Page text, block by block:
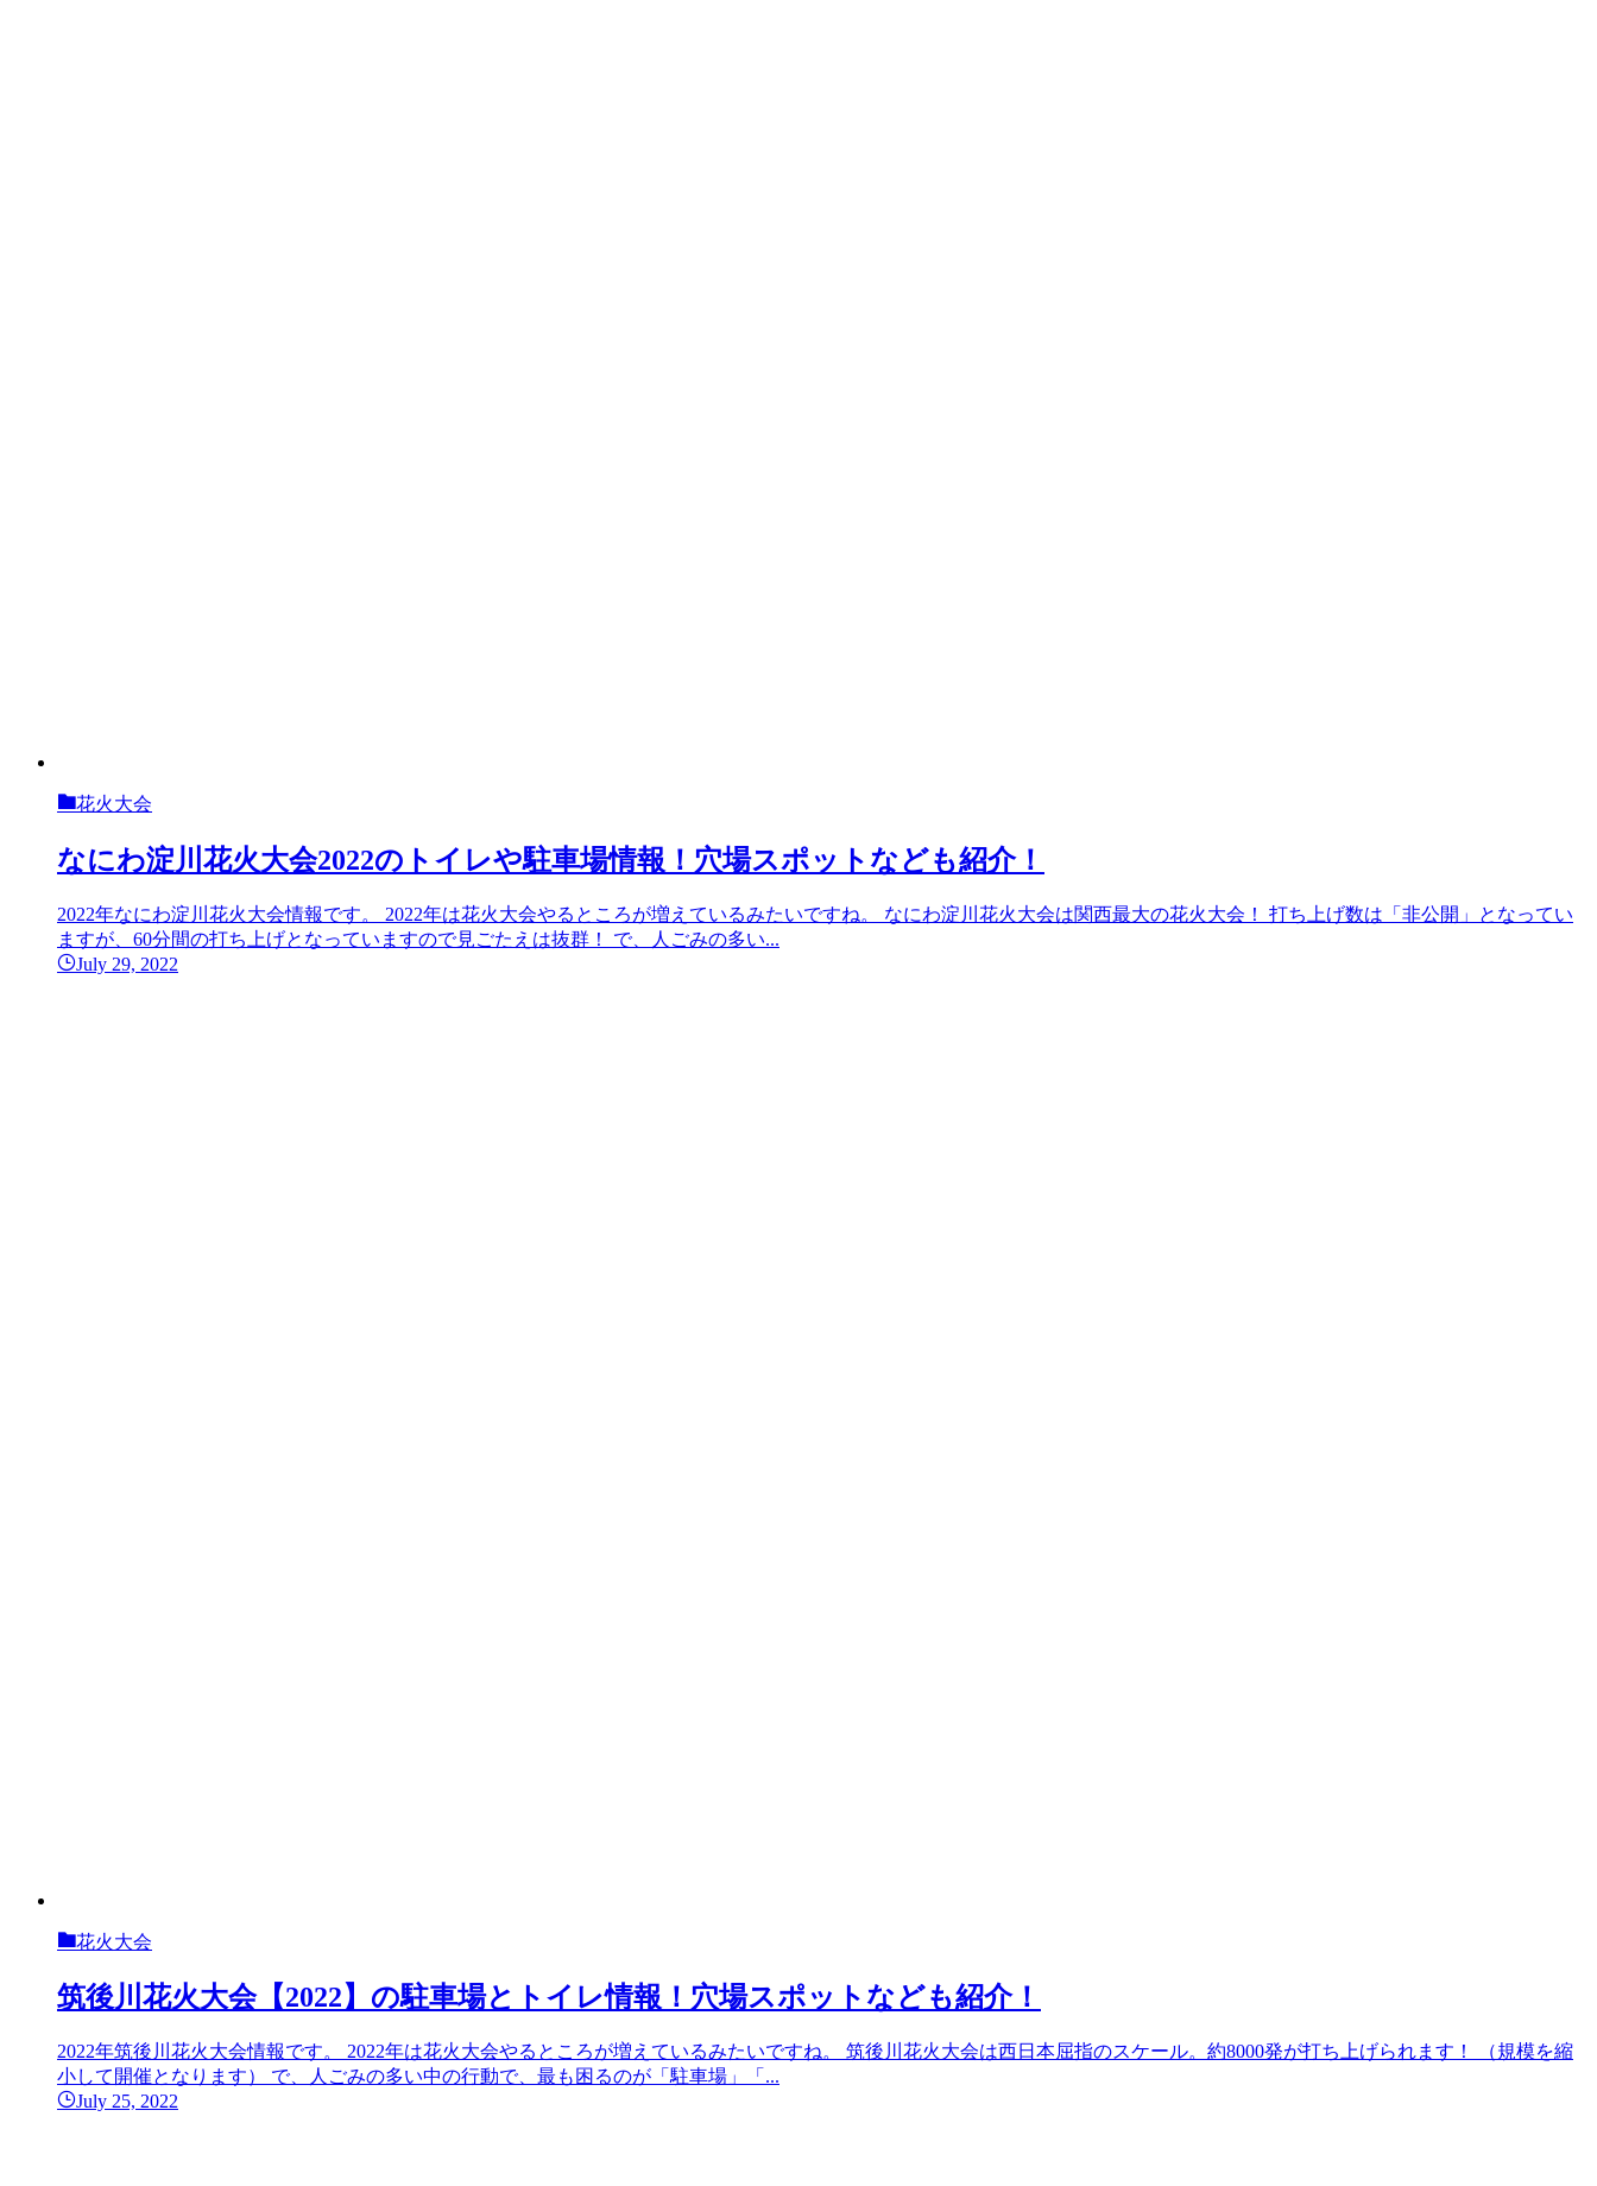
花火大会
なにわ淀川花火大会2022のトイレや駐車場情報！穴場スポットなども紹介！
2022年なにわ淀川花火大会情報です。 2022年は花火大会やるところが増えているみたいですね。 なにわ淀川花火大会は関西最大の花火大会！ 打ち上げ数は「非公開」となってい
ますが、60分間の打ち上げとなっていますので見ごたえは抜群！ で、人ごみの多い...
July 29, 2022
花火大会
筑後川花火大会【2022】の駐車場とトイレ情報！穴場スポットなども紹介！
2022年筑後川花火大会情報です。 2022年は花火大会やるところが増えているみたいですね。 筑後川花火大会は西日本屈指のスケール。約8000発が打ち上げられます！ （規模を縮
小して開催となります） で、人ごみの多い中の行動で、最も困るのが「駐車場」「...
July 25, 2022